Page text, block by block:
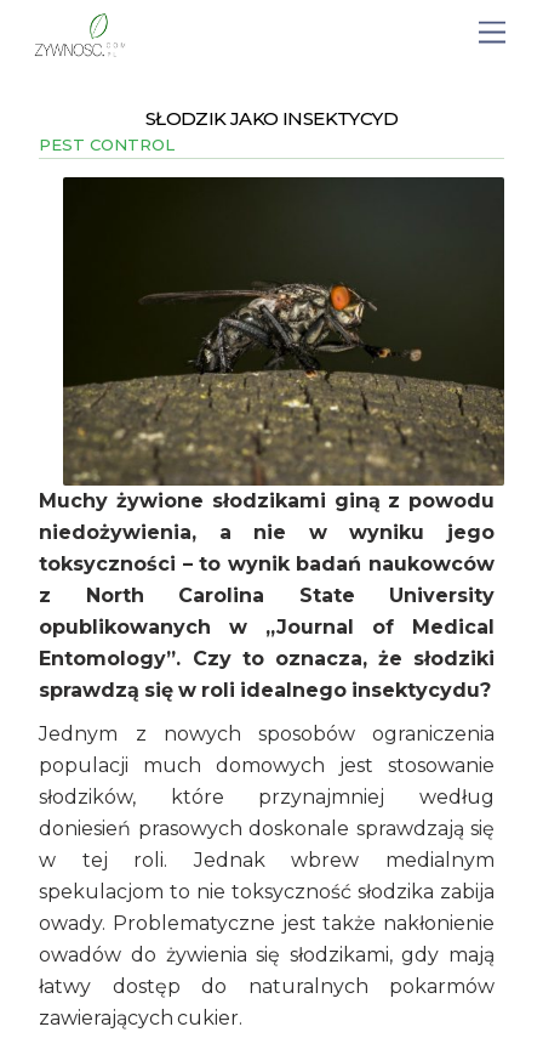
SŁODZIK JAKO INSEKTYCYD
PEST CONTROL
Muchy żywione słodzikami giną z powodu
niedożywienia, a nie w wyniku jego
toksyczności – to wynik badań naukowców
z North Carolina State University
opublikowanychw „Journal of Medical
Entomology”. Czy to oznacza, że słodziki
sprawdzą się w roli idealnego insektycydu?
Jednym z nowych sposobów ograniczenia
populacji much domowych jest stosowanie
słodzików, które przynajmniej według
doniesień prasowych doskonale sprawdzają się
w tej roli. Jednak wbrew medialnym
spekulacjom to nie toksyczność słodzika zabija
owady. Problematyczne jest także nakłonienie
owadów do żywienia się słodzikami, gdy mają
łatwy dostęp do naturalnych pokarmów
zawierających cukier.